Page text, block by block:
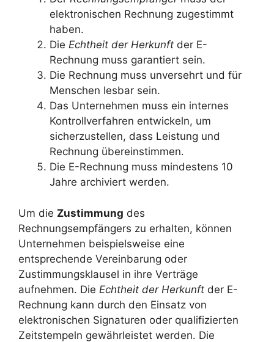
elektronischen Rechnung zugestimmt
haben.
Die Echtheit der Herkunft der E-
Rechnung muss garantiert sein.
Die Rechnung muss unversehrt und für
Menschen lesbar sein.
Das Unternehmen muss ein internes
Kontrollverfahren entwickeln, um
sicherzustellen, dass Leistung und
Rechnung übereinstimmen.
Die E-Rechnung muss mindestens 10
Jahre archiviert werden.
Um die Zustimmung des
Rechnungsempfängers zu erhalten, können
Unternehmen beispielsweise eine
entsprechende Vereinbarung oder
Zustimmungsklausel in ihre Verträge
aufnehmen. Die Echtheit der Herkunft der E-
Rechnung kann durch den Einsatz von
elektronischen Signaturen oder qualifizierten
Zeitstempeln gewährleistet werden. Die